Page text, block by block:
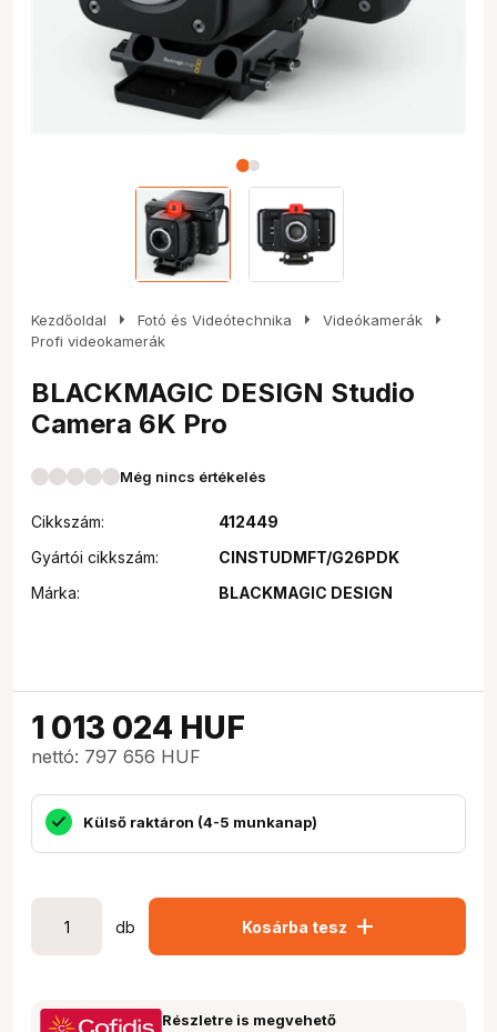
Kezdőoldal arrow_right Fotó és Videótechnika arrow_right Videókamerák arrow_right
Profi videokamerák
BLACKMAGIC DESIGN Studio
Camera 6K Pro
Még nincs értékelés
Cikkszám:
412449
Gyártói cikkszám:
CINSTUDMFT/G26PDK
Márka:
BLACKMAGIC DESIGN
1 013 024 HUF
nettó: 797 656 HUF
Külső raktáron (4-5 munkanap)
db Kosárba tesz add
Részletre is megvehető